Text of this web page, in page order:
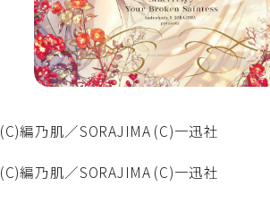
(C)編乃肌／SORAJIMA (C)一迅社
(C)編乃肌／SORAJIMA (C)一迅社